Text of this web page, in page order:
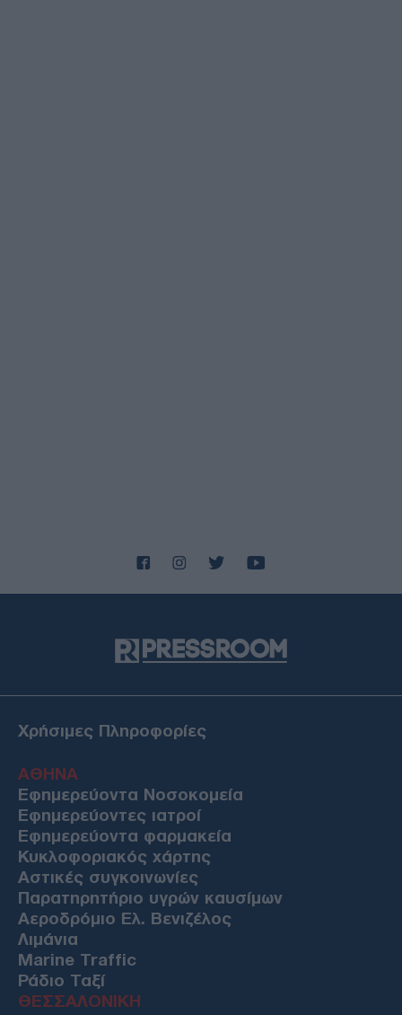
Χρήσιμες Πληροφορίες
ΑΘΗΝΑ
Εφημερεύοντα Νοσοκομεία
Εφημερεύοντες ιατροί
Εφημερεύοντα φαρμακεία
Κυκλοφοριακός χάρτης
Αστικές συγκοινωνίες
Παρατηρητήριο υγρών καυσίμων
Αεροδρόμιο Ελ. Βενιζέλος
Λιμάνια
Marine Traffic
Ράδιο Ταξί
ΘΕΣΣΑΛΟΝΙΚΗ